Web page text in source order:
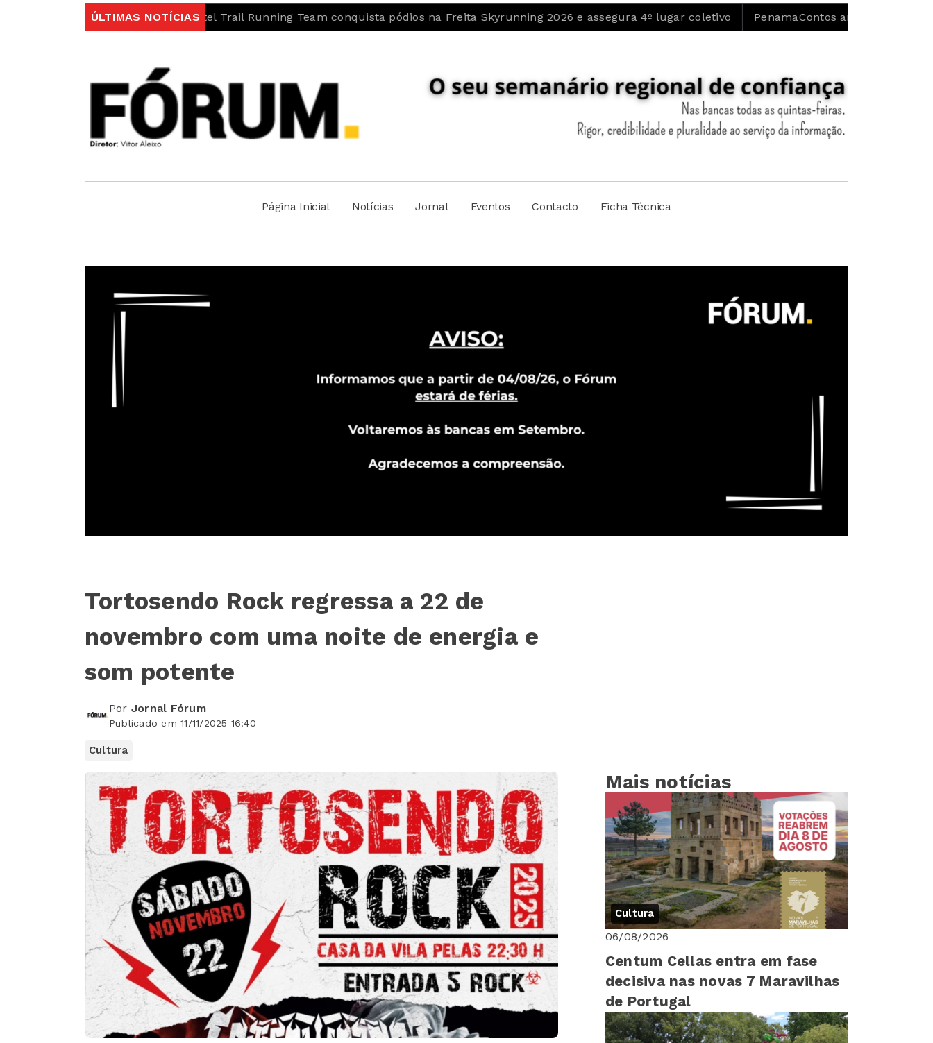
ÚLTIMAS NOTÍCIAS
Sport Hotel Trail Running Team conquista pódios na Freita Skyrunning 2026 e assegura 4º lugar coletivo PenamaContos arrancou em Meimoa e prossegue
Página Inicial Notícias Jornal Eventos Contacto Ficha Técnica
Tortosendo Rock regressa a 22 de
novembro com uma noite de energia e
som potente
Por Jornal Fórum
Publicado em 11/11/2025 16:40
Cultura
Mais notícias
Cultura
06/08/2026
Centum Cellas entra em fase
decisiva nas novas 7 Maravilhas
de Portugal